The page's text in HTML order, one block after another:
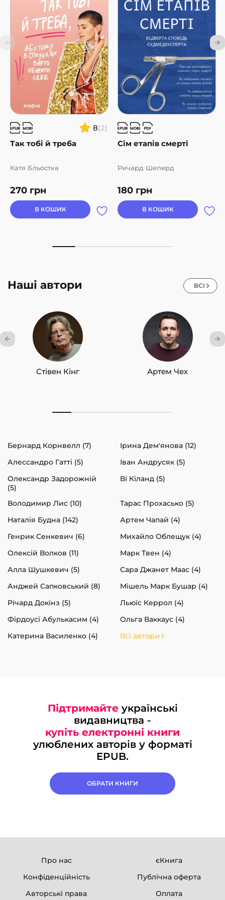
8(2)
Так тобі й треба
270 грн
Катя Бльостка
В КОШИК
Сім етапів смерті
180 грн
Ричард Шеперд
В КОШИК
Наші автори ВСІ
Стівен Кінг Артем Чех
Бернард Корнвелл (7)
Ірина Дем'янова (12)
Алессандро Гатті (5)
Іван Андрусяк (5)
Олександр Задорожній
(5)
Ві Кіланд (5)
Володимир Лис (10)
Тарас Прохасько (5)
Наталія Будна (142)
Артем Чапай (4)
Генрик Сенкевич (6)
Михайло Облещук (4)
Олексій Волков (11)
Марк Твен (4)
Алла Шушкевич (5)
Сара Джанет Маас (4)
Анджей Сапковський (8)
Мішель Марк Бушар (4)
Річард Докінз (5)
Льюїс Керрол (4)
Фірдоусі Абулькасим (4)
Ольга Ваккаус (4)
Катерина Василенко (4)
Всі автори
Підтримайте українські
видавництва -
купіть електронні книги
улюблених авторів у форматі
EPUB.
ОБРАТИ КНИГИ
Про нас
єКнига
Конфіденційність
Публічна оферта
Авторські права
Оплата